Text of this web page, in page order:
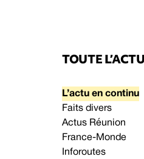
TOUTE
L’actu en continu
Faits divers
Actus Réunion
France-Monde
Inforoutes